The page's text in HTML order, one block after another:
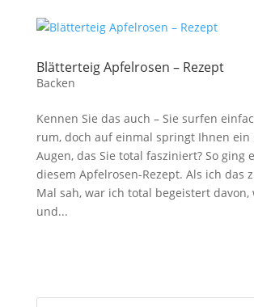
Blätterteig Apfelrosen – Rezept
Backen
Kennen Sie das auch – Sie surfen
rum, doch auf einmal springt Ihnen ein
Augen, das Sie total fasziniert? So ging
diesem Apfelrosen-Rezept. Als ich das
Mal sah, war ich total begeistert davon,
und...